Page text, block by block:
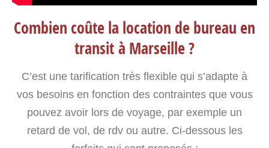
Combien coûte la location de bureau en
transit à Marseille ?
C’est une tarification très flexible qui s’adapte à
vos besoins en fonction des contraintes que vous
pouvez avoir lors de voyage, par exemple un
retard de vol, de rdv ou autre. Ci-dessous les